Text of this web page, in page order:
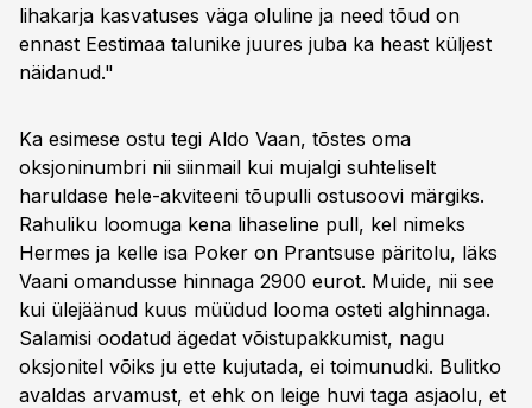
lihakarja kasvatuses väga oluline ja need tõud on
ennast Eestimaa talunike juures juba ka heast küljest
näidanud."
Ka esimese ostu tegi Aldo Vaan, tõstes oma
oksjoninumbri nii siinmail kui mujalgi suhteliselt
haruldase hele-akviteeni tõupulli ostusoovi märgiks.
Rahuliku loomuga kena lihaseline pull, kel nimeks
Hermes ja kelle isa Poker on Prantsuse päritolu, läks
Vaani omandusse hinnaga 2900 eurot. Muide, nii see
kui ülejäänud kuus müüdud looma osteti alghinnaga.
Salamisi oodatud ägedat võistupakkumist, nagu
oksjonitel võiks ju ette kujutada, ei toimunudki. Bulitko
avaldas arvamust, et ehk on leige huvi taga asjaolu, et